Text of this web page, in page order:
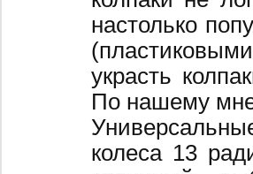
настолько
украсть
По нашему
колеса 13